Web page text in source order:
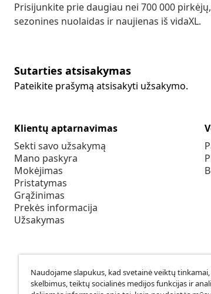
Prisijunkite prie daugiau nei 700 000
sezonines nuolaidas ir naujienas iš vidaXL.
Sutarties atsisakymas
Pateikite prašymą atsisakyti užsakymo.
Klientų aptarnavimas
Sekti savo užsakymą
Mano paskyra
Mokėjimas
Pristatymas
Grąžinimas
Prekės informacija
Užsakymas
Naudojame slapukus, kad svetainė veiktų
skelbimus, teiktų socialinės medijos funkcijas ir